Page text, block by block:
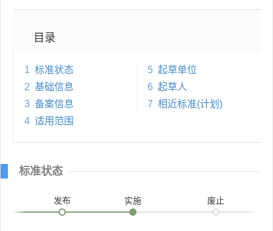
目录
1 标准状态
2 基础信息
3 备案信息
4 适用范围
5 起草单位
6 起草人
7 相近标准(计划)
标准状态
发布 实施 废止